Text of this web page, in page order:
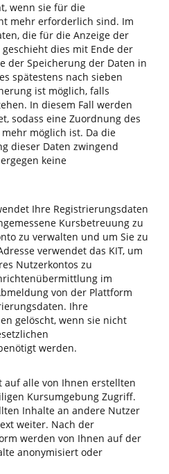
wenn sie für die
mehr erforderlich sind. Im
die für die Anzeige der
dies mit Ende der
der Speicherung der Daten in
spätestens nach sieben
ist möglich, falls
In diesem Fall werden
sodass eine Zuordnung des
möglich ist. Da die
dieser Daten zwingend
keine
Ihre Registrierungsdaten
Kursbetreuung zu
zu verwalten und um Sie zu
verwendet das KIT, um
Nutzerkontos zu
im
von der Plattform
Ihre
gelöscht, wenn sie nicht
werden.
alle von Ihnen erstellten
Kursumgebung Zugriff.
Inhalte an andere Nutzer
weiter. Nach der
werden von Ihnen auf der
anonymisiert oder